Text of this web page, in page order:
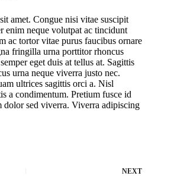
amet. Congue nisi vitae suscipit
enim neque volutpat ac tincidunt
ac tortor vitae purus faucibus ornare
fringilla urna porttitor rhoncus
eget duis at tellus at. Sagittis
urna neque viverra justo nec.
ultrices sagittis orci a. Nisl
a condimentum. Pretium fusce id
dolor sed viverra. Viverra adipiscing
NEXT